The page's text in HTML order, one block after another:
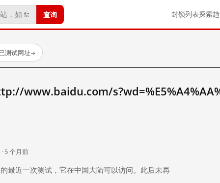
查询 封锁列表探索
测试网址→
www.baidu.com/
5 个月前
最近一次测试，它在中国大陆可以访问。此后未再